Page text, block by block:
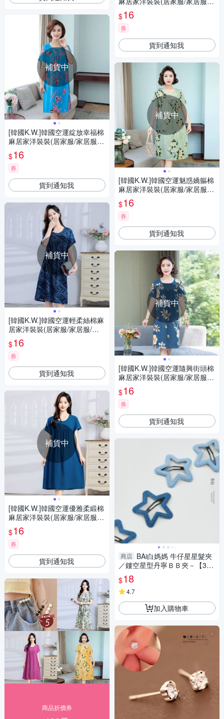
補貨中
[韓國K.W.]韓國空運綻放幸福棉
麻居家洋裝裝(居家服/家居服/
睡衣/睡裙/涼感睡衣)淺綠柳墨
$16
券
貨到通知我
補貨中
[韓國K.W.]韓國空運輕柔絲棉麻
居家洋裝裝(居家服/家居服/睡
衣/睡裙/涼感睡衣)藍底格紋
$16
券
貨到通知我
補貨中
[韓國K.W.]韓國空運優雅柔緞棉
麻居家洋裝裝(居家服/家居服/
睡衣/睡裙/涼感睡衣)藍墨色
$16
券
貨到通知我
商品折價券
睡衣/睡裙/涼感睡衣)黑點豹紋
$16
券
貨到通知我
補貨中
[韓國K.W.]韓國空運魅惑嬌軀棉
麻居家洋裝裝(居家服/家居服/
睡衣/睡裙/涼感睡衣)綠底傾城
$16
券
貨到通知我
補貨中
[韓國K.W.]韓國空運隨興街頭棉
麻居家洋裝裝(居家服/家居服/
睡衣/睡裙/涼感睡衣)墨綠小草
莓
$16
券
貨到通知我
商店 BAi白媽媽 牛仔星星髮夾
／鏤空星型丹寧ＢＢ夾－【356
032】
$18
4.7
加入購物車